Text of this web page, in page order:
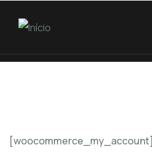
[woocommerce_my_account]